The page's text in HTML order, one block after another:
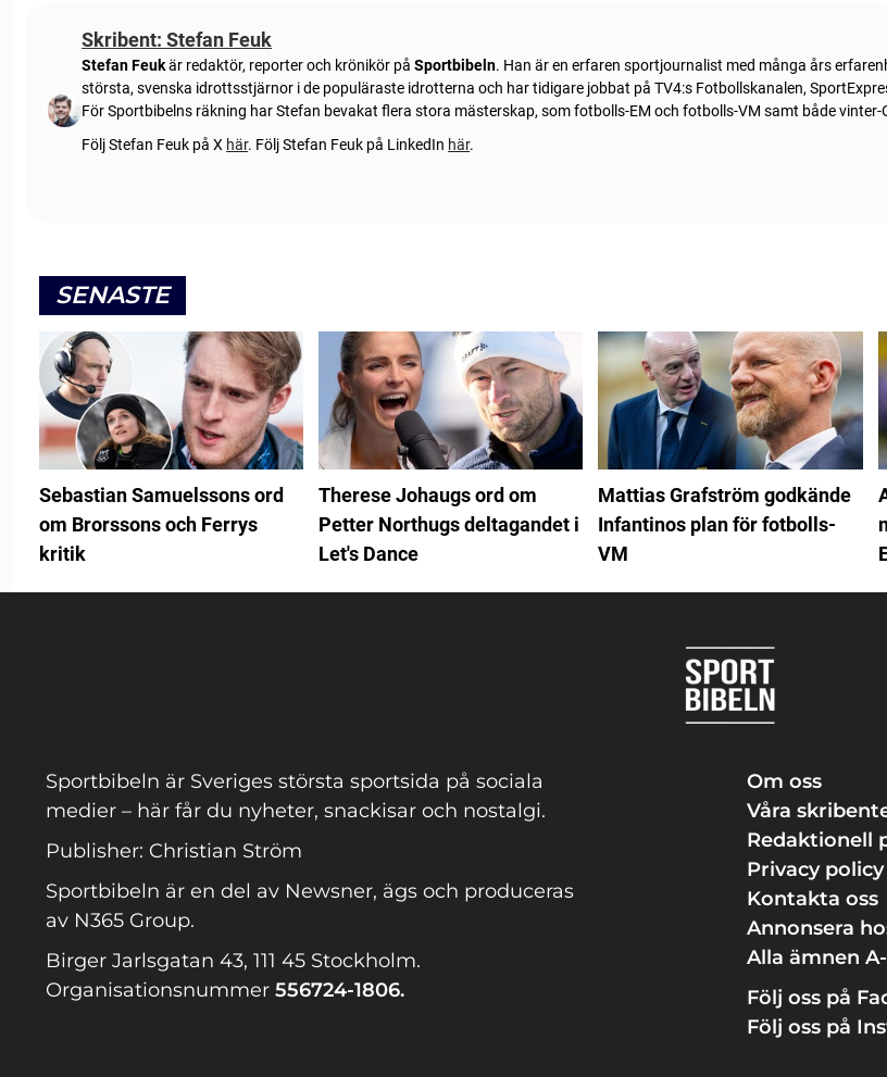
Skribent: Stefan Feuk
Stefan Feukär redaktör, reporter och krönikör påSportbibeln. Han är en erfaren sportjournalist med många års
största, svenska idrottsstjärnor i de populäraste idrotterna och har tidigare jobbat på TV4:s Fotbollskanalen,
För Sportbibelns räkning har Stefan bevakat flera stora mästerskap, som fotbolls-EM och fotbolls-VM samt både vinter-
Följ Stefan Feuk på X här. Följ Stefan Feuk på LinkedIn här.
SENASTE
Sebastian Samuelssons ord
om Brorssons och Ferrys
kritik
Therese Johaugs ord om
Petter Northugs deltagandet i
Let's Dance
Mattias Grafström godkände
Infantinos plan för fotbolls-
VM
Sportbibeln är Sveriges största sportsida på sociala
medier – här får du nyheter, snackisar och nostalgi.
Publisher: Christian Ström
Sportbibeln är en del av Newsner, ägs och produceras
av N365 Group.
Birger Jarlsgatan 43, 111 45 Stockholm.
Organisationsnummer 556724-1806.
Om oss
Våra
Redaktionell
Privacy policy
Kontakta oss
Annonsera
Alla ämnen
Följ oss på
Följ oss på